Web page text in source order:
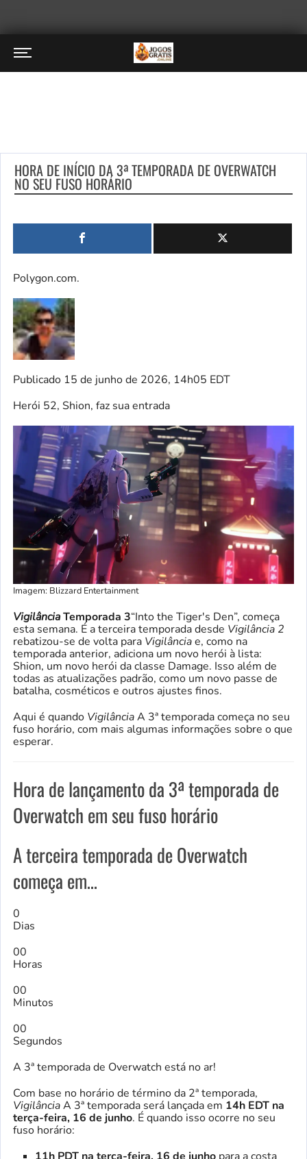
HORA DE INÍCIO DA 3ª TEMPORADA DE OVERWATCH
NO SEU FUSO HORÁRIO
Polygon.com.
Publicado 15 de junho de 2026, 14h05 EDT
Herói 52, Shion, faz sua entrada
Imagem: Blizzard Entertainment
VigilânciaTemporada 3“Into the Tiger's Den”, começa
esta semana. É a terceira temporada desde Vigilância 2
rebatizou-se de volta para Vigilânciae, como na
temporada anterior, adiciona um novo herói à lista:
Shion, um novo herói da classe Damage. Isso além de
todas as atualizações padrão, como um novo passe de
batalha, cosméticos e outros ajustes finos.
Aqui é quando VigilânciaA 3ª temporada começa no seu
fuso horário, com mais algumas informações sobre o que
esperar.
Hora de lançamento da 3ª temporada de
Overwatch em seu fuso horário
A terceira temporada de Overwatch
começa em…
0
Dias
00
Horas
00
Minutos
00
Segundos
A 3ª temporada de Overwatch está no ar!
Com base no horário de término da 2ª temporada,
VigilânciaA 3ª temporada será lançada em 14h EDT na
terça-feira, 16 de junho. É quando isso ocorre no seu
fuso horário: